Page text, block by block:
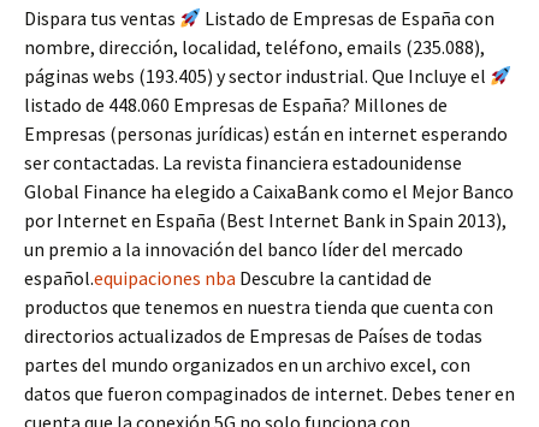
Dispara tus ventas
Listado de Empresas de España con
nombre, dirección, localidad, teléfono, emails (235.088),
páginas webs (193.405) y sector industrial. Que Incluye el
listado de 448.060 Empresas de España? Millones de
Empresas (personas jurídicas) están en internet esperando
ser contactadas. La revista financiera estadounidense
Global Finance ha elegido a CaixaBank como el Mejor Banco
por Internet en España (Best Internet Bank in Spain 2013),
un premio a la innovación del banco líder del mercado
español.equipaciones nba Descubre la cantidad de
productos que tenemos en nuestra tienda que cuenta con
directorios actualizados de Empresas de Países de todas
partes del mundo organizados en un archivo excel, con
datos que fueron compaginados de internet. Debes tener en
cuenta que la conexión 5G no solo funciona con